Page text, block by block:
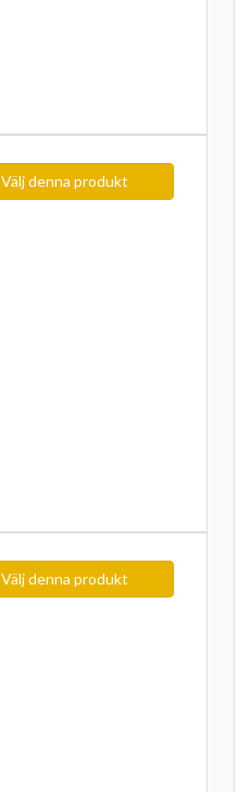
Välj denna produkt
Välj denna produkt